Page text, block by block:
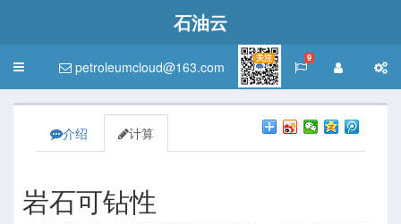
石油云
Toggle
petroleumcloud@163.com
关注 9
介绍 计算
岩石可钻性